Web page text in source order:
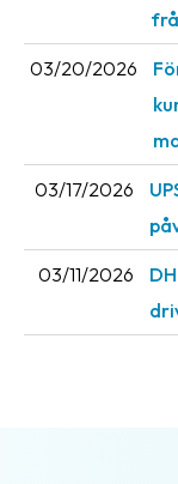
archive
Terms
and
Privacy
03/20/2026
03/17/2026
03/11/2026